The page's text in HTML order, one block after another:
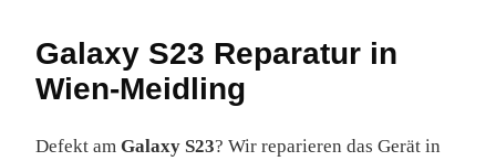
Galaxy S23 Reparatur in
Wien-Meidling
Defekt am Galaxy S23? Wir reparieren das Gerät in